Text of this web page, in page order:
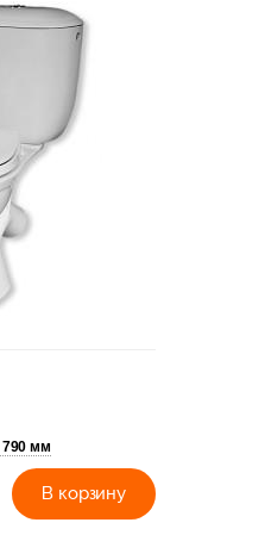
790 мм
В корзину